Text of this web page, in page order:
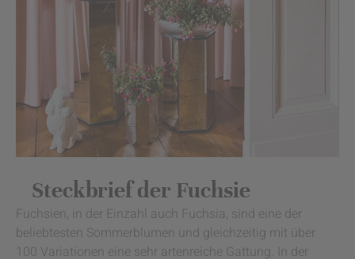
Steckbrief der Fuchsie
Fuchsien, in der Einzahl auch Fuchsia, sind eine der
beliebtesten Sommerblumen und gleichzeitig mit über
100 Variationen eine sehr artenreiche Gattung. In der